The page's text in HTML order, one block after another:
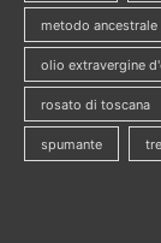
metodo ancestrale
olio extravergine
rosato di toscana
spumante